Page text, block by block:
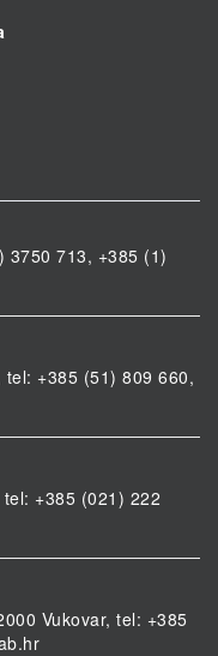
3750 713, +385 (1)
+385 (51) 809 660,
+385 (021) 222
Vukovar, tel: +385